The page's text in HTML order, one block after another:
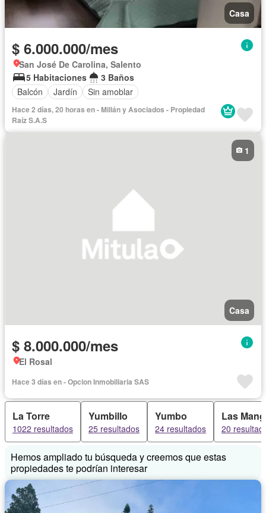
Casa
$ 6.000.000/mes
San José De Carolina, Salento
5 Habitaciones
3 Baños
Balcón
Jardín Sin amoblar
Hace 2 días, 20 horas en - Millán y Asociados - Propiedad
Raíz S.A.S
Casa
1
$ 8.000.000/mes
El Rosal
Hace 3 días en - Opcion Inmobiliaria SAS
La Torre
1022 resultados
Yumbillo
25 resultados
Yumbo
24 resultados
Las
20
Hemos ampliado tu búsqueda y creemos que estas
propiedades te podrían interesar